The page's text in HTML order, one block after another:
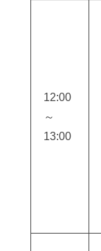
12:00
～
13:00